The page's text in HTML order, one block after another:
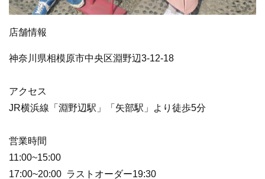
店舗情報
神奈川県相模原市中央区淵野辺3-12-18
アクセス
JR横浜線「淵野辺駅」「矢部駅」より徒歩5分
営業時間
11:00~15:00
17:00~20:00 ラストオーダー19:30